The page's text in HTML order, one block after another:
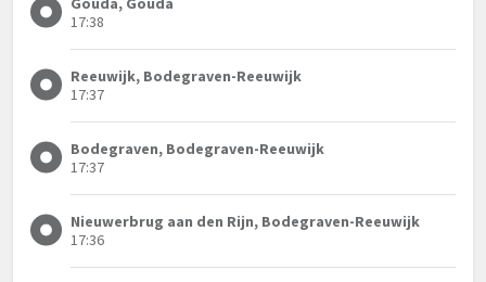
17:38
Reeuwijk, Bodegraven-Reeuwijk
17:37
Bodegraven, Bodegraven-Reeuwijk
17:37
Nieuwerbrug aan den Rijn, Bodegraven-Reeuwijk
17:36